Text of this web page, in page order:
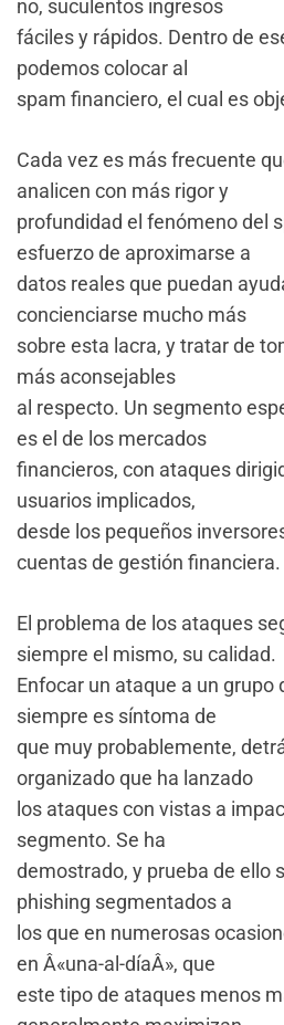
no, suculentos ingresos
fáciles y rápidos. Dentro de
podemos colocar al
spam financiero, el cual es
Cada vez es más frecuente
analicen con más rigor y
profundidad el fenómeno del
esfuerzo de aproximarse a
datos reales que puedan
concienciarse mucho más
sobre esta lacra, y tratar de
más aconsejables
al respecto. Un segmento
es el de los mercados
financieros, con ataques
usuarios implicados,
desde los pequeños
cuentas de gestión financiera.
El problema de los ataques
siempre el mismo, su calidad.
Enfocar un ataque a un grupo
siempre es síntoma de
que muy probablemente,
organizado que ha lanzado
los ataques con vistas a
segmento. Se ha
demostrado, y prueba de ello
phishing segmentados a
los que en numerosas
en Â«una-al-díaÂ», que
este tipo de ataques menos